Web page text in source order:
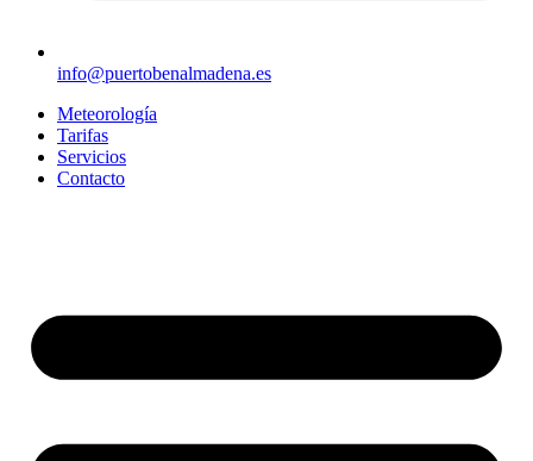
info@puertobenalmadena.es
Meteorología
Tarifas
Servicios
Contacto